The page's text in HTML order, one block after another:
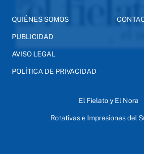
QUIÉNES SOMOS
PUBLICIDAD
AVISO LEGAL
POLÍTICA DE PRIVACIDAD
El Fielato y El Nora
Rotativas e Impresiones del